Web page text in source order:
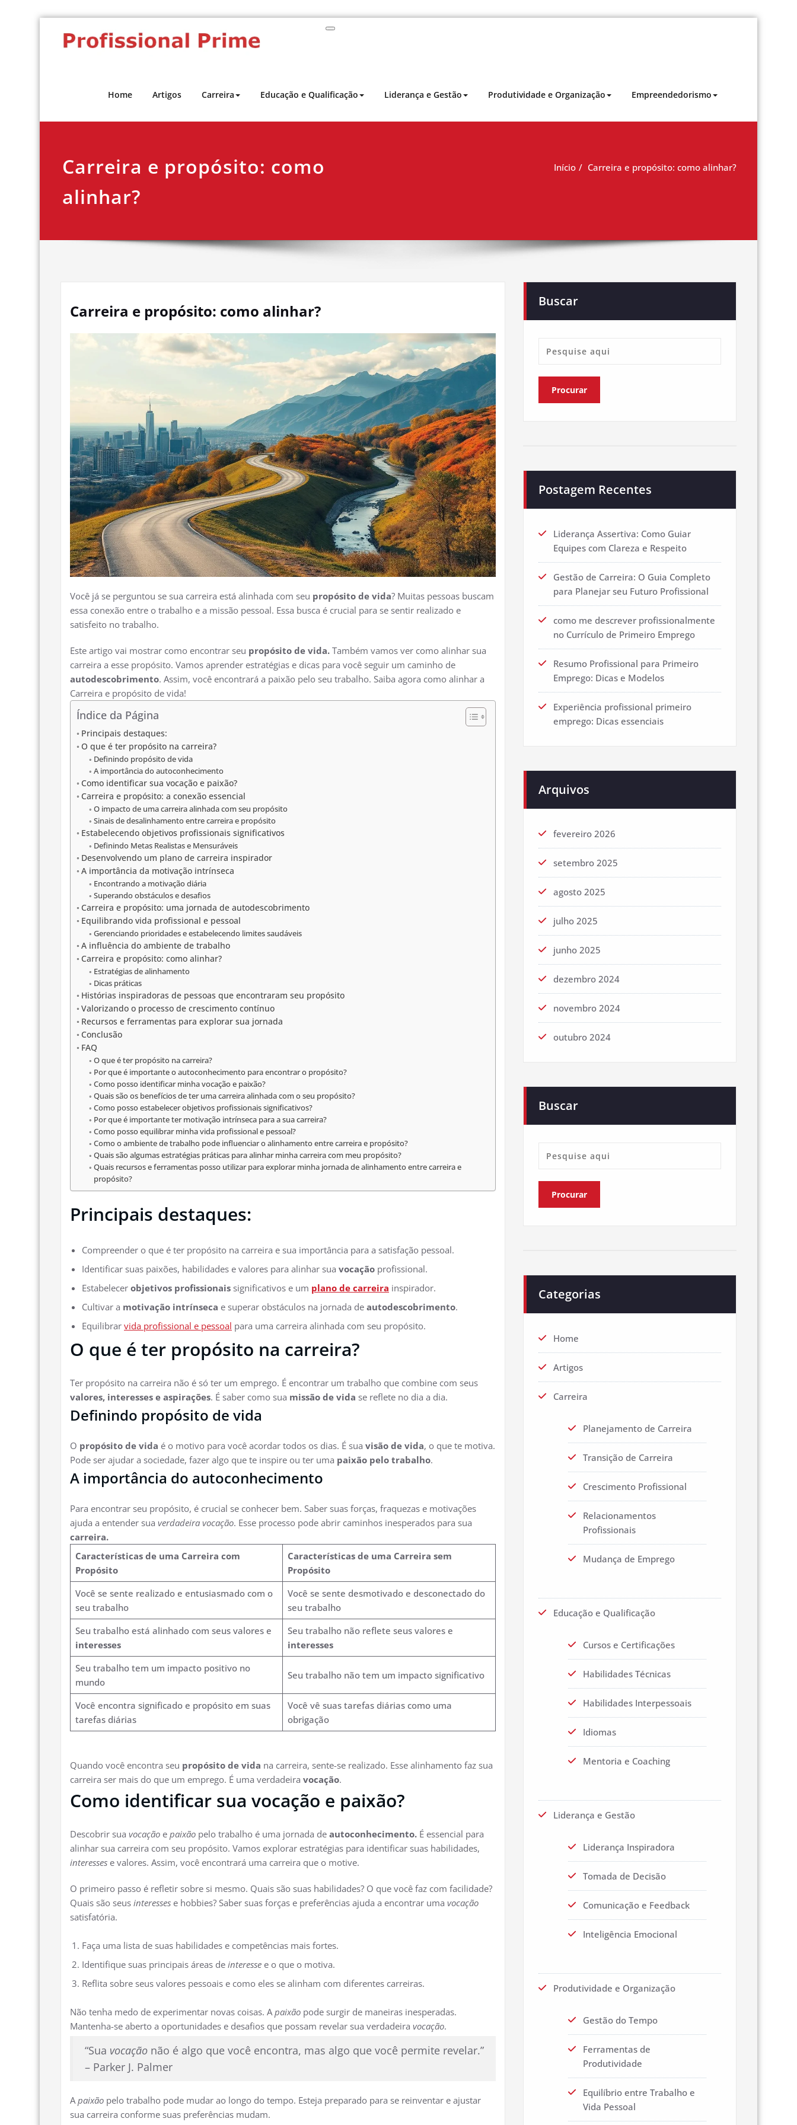
Profissional Prime
Desenvolvimento profissional, liderança e produtividade para impulsionar sua carreira.
Home Artigos Carreira Educação e Qualificação Liderança e Gestão Produtividade e Organização Empreendedorismo
Carreira e propósito: como
alinhar?
Início Carreira e propósito: como alinhar?
Carreira e propósito: como alinhar?
Você já se perguntou se sua carreira está alinhada com seu propósito de vida? Muitas pessoas buscam
essa conexão entre o trabalho e a missão pessoal. Essa busca é crucial para se sentir realizado e
satisfeito no trabalho.
Este artigo vai mostrar como encontrar seu propósito de vida. Também vamos ver como alinhar sua
carreira a esse propósito. Vamos aprender estratégias e dicas para você seguir um caminho de
autodescobrimento. Assim, você encontrará a paixão pelo seu trabalho. Saiba agora como alinhar a
Carreira e propósito de vida!
Índice da Página
Principais destaques:
O que é ter propósito na carreira?
Definindo propósito de vida
A importância do autoconhecimento
Como identificar sua vocação e paixão?
Carreira e propósito: a conexão essencial
O impacto de uma carreira alinhada com seu propósito
Sinais de desalinhamento entre carreira e propósito
Estabelecendo objetivos profissionais significativos
Definindo Metas Realistas e Mensuráveis
Desenvolvendo um plano de carreira inspirador
A importância da motivação intrínseca
Encontrando a motivação diária
Superando obstáculos e desafios
Carreira e propósito: uma jornada de autodescobrimento
Equilibrando vida profissional e pessoal
Gerenciando prioridades e estabelecendo limites saudáveis
A influência do ambiente de trabalho
Carreira e propósito: como alinhar?
Estratégias de alinhamento
Dicas práticas
Histórias inspiradoras de pessoas que encontraram seu propósito
Valorizando o processo de crescimento contínuo
Recursos e ferramentas para explorar sua jornada
Conclusão
FAQ
O que é ter propósito na carreira?
Por que é importante o autoconhecimento para encontrar o propósito?
Como posso identificar minha vocação e paixão?
Quais são os benefícios de ter uma carreira alinhada com o seu propósito?
Como posso estabelecer objetivos profissionais significativos?
Por que é importante ter motivação intrínseca para a sua carreira?
Como posso equilibrar minha vida profissional e pessoal?
Como o ambiente de trabalho pode influenciar o alinhamento entre carreira e propósito?
Quais são algumas estratégias práticas para alinhar minha carreira com meu propósito?
Quais recursos e ferramentas posso utilizar para explorar minha jornada de alinhamento entre carreira e
propósito?
Principais destaques:
Compreender o que é ter propósito na carreira e sua importância para a satisfação pessoal.
Identificar suas paixões, habilidades e valores para alinhar sua vocação profissional.
Estabelecer objetivos profissionais significativos e um plano de carreira inspirador.
Cultivar a motivação intrínseca e superar obstáculos na jornada de autodescobrimento.
Equilibrar vida profissional e pessoal para uma carreira alinhada com seu propósito.
O que é ter propósito na carreira?
Ter propósito na carreira não é só ter um emprego. É encontrar um trabalho que combine com seus
valores, interesses e aspirações. É saber como sua missão de vida se reflete no dia a dia.
Definindo propósito de vida
O propósito de vida é o motivo para você acordar todos os dias. É sua visão de vida, o que te motiva.
Pode ser ajudar a sociedade, fazer algo que te inspire ou ter uma paixão pelo trabalho.
A importância do autoconhecimento
Para encontrar seu propósito, é crucial se conhecer bem. Saber suas forças, fraquezas e motivações
ajuda a entender sua verdadeira vocação. Esse processo pode abrir caminhos inesperados para sua
carreira.
Características de uma Carreira com
Propósito
Características de uma Carreira sem
Propósito
Você se sente realizado e entusiasmado com o
seu trabalho
Você se sente desmotivado e desconectado do
seu trabalho
Seu trabalho está alinhado com seus valores e
interesses
Seu trabalho não reflete seus valores e
interesses
Seu trabalho tem um impacto positivo no
mundo
Seu trabalho não tem um impacto significativo
Você encontra significado e propósito em suas
tarefas diárias
Você vê suas tarefas diárias como uma
obrigação
Quando você encontra seu propósito de vida na carreira, sente-se realizado. Esse alinhamento faz sua
carreira ser mais do que um emprego. É uma verdadeira vocação.
Como identificar sua vocação e paixão?
Descobrir sua vocação e paixão pelo trabalho é uma jornada de autoconhecimento. É essencial para
alinhar sua carreira com seu propósito. Vamos explorar estratégias para identificar suas habilidades,
interesses e valores. Assim, você encontrará uma carreira que o motive.
O primeiro passo é refletir sobre si mesmo. Quais são suas habilidades? O que você faz com facilidade?
Quais são seus interesses e hobbies? Saber suas forças e preferências ajuda a encontrar uma vocação
satisfatória.
Faça uma lista de suas habilidades e competências mais fortes.
Identifique suas principais áreas de interesse e o que o motiva.
Reflita sobre seus valores pessoais e como eles se alinham com diferentes carreiras.
Não tenha medo de experimentar novas coisas. A paixão pode surgir de maneiras inesperadas.
Mantenha-se aberto a oportunidades e desafios que possam revelar sua verdadeira vocação.
“Sua vocação não é algo que você encontra, mas algo que você permite revelar.”
– Parker J. Palmer
A paixão pelo trabalho pode mudar ao longo do tempo. Esteja preparado para se reinventar e ajustar
sua carreira conforme suas preferências mudam.
Buscar
Postagem Recentes
Liderança Assertiva: Como Guiar
Equipes com Clareza e Respeito
Gestão de Carreira: O Guia Completo
para Planejar seu Futuro Profissional
como me descrever profissionalmente
no Currículo de Primeiro Emprego
Resumo Profissional para Primeiro
Emprego: Dicas e Modelos
Experiência profissional primeiro
emprego: Dicas essenciais
Arquivos
fevereiro 2026
setembro 2025
agosto 2025
julho 2025
junho 2025
dezembro 2024
novembro 2024
outubro 2024
Buscar
Categorias
Home
Artigos
Carreira
Planejamento de Carreira
Transição de Carreira
Crescimento Profissional
Relacionamentos
Profissionais
Mudança de Emprego
Educação e Qualificação
Cursos e Certificações
Habilidades Técnicas
Habilidades Interpessoais
Idiomas
Mentoria e Coaching
Liderança e Gestão
Liderança Inspiradora
Tomada de Decisão
Comunicação e Feedback
Inteligência Emocional
Produtividade e Organização
Gestão do Tempo
Ferramentas de
Produtividade
Equilíbrio entre Trabalho e
Vida Pessoal